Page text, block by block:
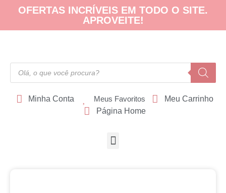
OFERTAS INCRÍVEIS EM TODO O SITE.
APROVEITE!
Minha Conta Meus Favoritos
Meu Carrinho
Página Home